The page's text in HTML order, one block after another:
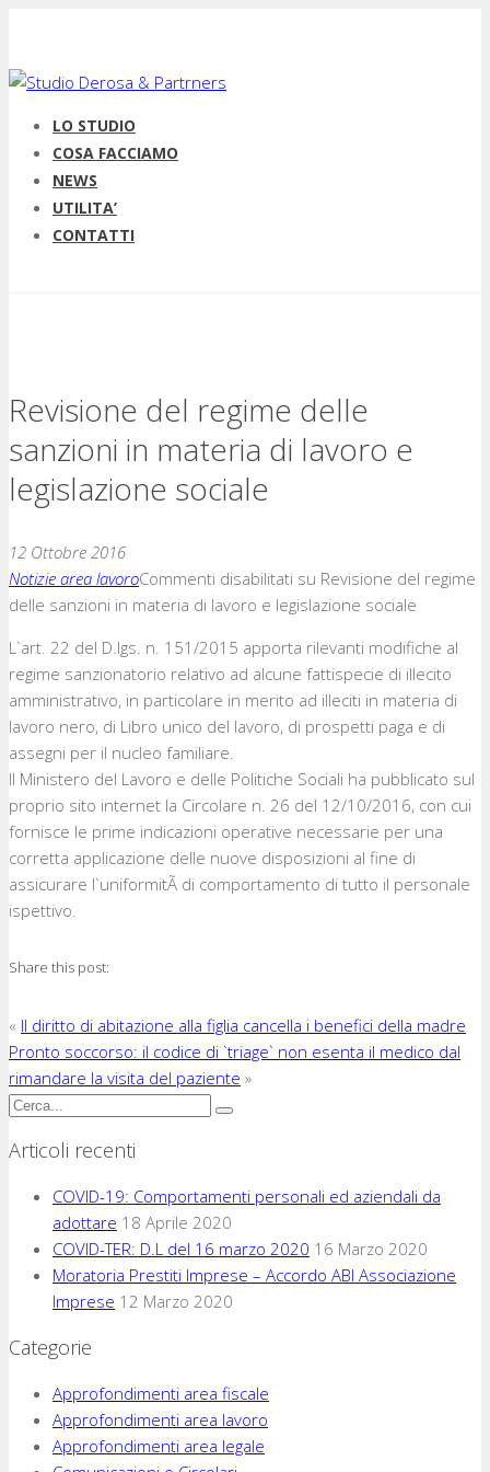
LO STUDIO
COSA FACCIAMO
NEWS
UTILITA’
CONTATTI
Revisione del regime delle
sanzioni in materia di lavoro e
legislazione sociale
12 Ottobre 2016
Notizie area lavoroCommenti disabilitati su Revisione del regime
delle sanzioni in materia di lavoro e legislazione sociale
L`art. 22 del D.lgs. n. 151/2015 apporta rilevanti modifiche al
regime sanzionatorio relativo ad alcune fattispecie di illecito
amministrativo, in particolare in merito ad illeciti in materia di
lavoro nero, di Libro unico del lavoro, di prospetti paga e di
assegni per il nucleo familiare.
Il Ministero del Lavoro e delle Politiche Sociali ha pubblicato sul
proprio sito internet la Circolare n. 26 del 12/10/2016, con cui
fornisce le prime indicazioni operative necessarie per una
corretta applicazione delle nuove disposizioni al fine di
assicurare l`uniformitÃ di comportamento di tutto il personale
ispettivo.
Share this post:
« Il diritto di abitazione alla figlia cancella i benefici della madre
Pronto soccorso: il codice di `triage` non esenta il medico dal
rimandare la visita del paziente »
Articoli recenti
COVID-19: Comportamenti personali ed aziendali da
adottare 18 Aprile 2020
COVID-TER: D.L del 16 marzo 2020 16 Marzo 2020
Moratoria Prestiti Imprese – Accordo ABI Associazione
Imprese 12 Marzo 2020
Categorie
Approfondimenti area fiscale
Approfondimenti area lavoro
Approfondimenti area legale